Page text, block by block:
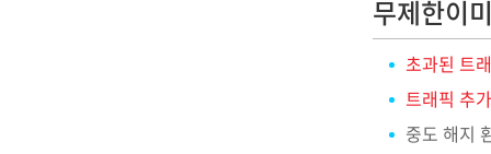
무제한이
초과된 트
트래픽 추
중도 해지